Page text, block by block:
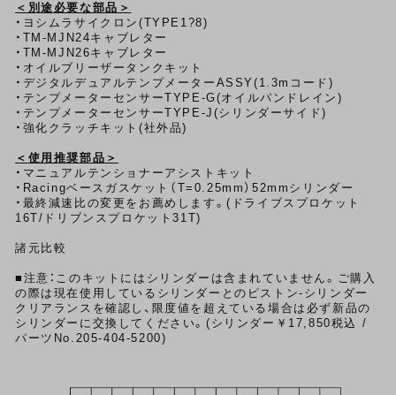
＜別途必要な部品＞
・ ヨシムラサイクロン(TYPE1?8)
・ TM-MJN24キャブレター
・ TM-MJN26キャブレター
・ オイルブリーザータンクキット
・デジタルデュアルテンプメーターASSY(1.3mコード)
・テンプメーターセンサーTYPE-G(オイルパンドレイン)
・テンプメーターセンサーTYPE-J(シリンダーサイド)
・強化クラッチキット(社外品)
＜使用推奨部品＞
・ マニュアルテンショナーアシストキット
・Racingベースガスケット（T=0.25mm）52mmシリンダー
・最終減速比の変更をお薦めします。(ドライブスプロケット
16T/ドリブンスプロケット31T)
諸元比較
■注意：このキットにはシリンダーは含まれていません。ご購入
の際は現在使用しているシリンダーとのピストン-シリンダー
クリアランスを確認し、限度値を超えている場合は必ず新品の
シリンダーに交換してください。(シリンダー￥17,850税込 /
パーツNo.205-404-5200)